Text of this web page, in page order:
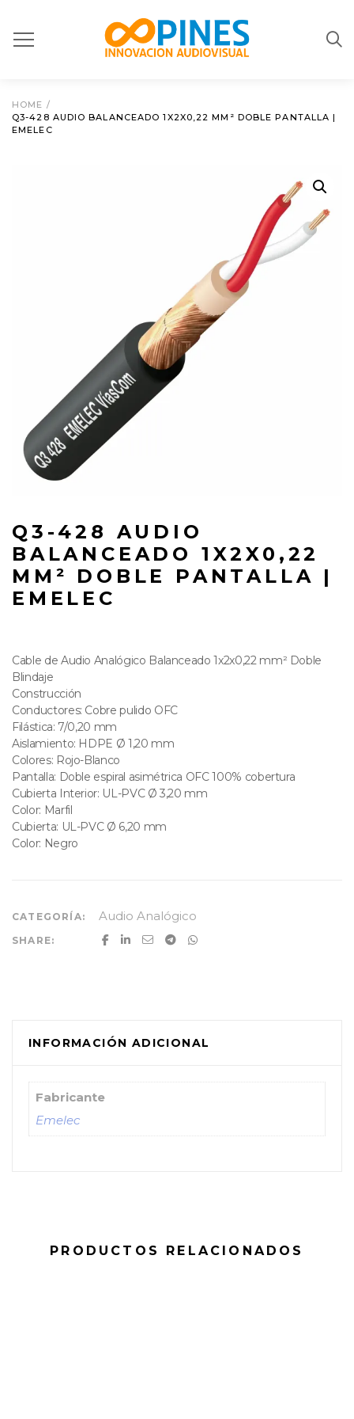
HOME /
Q3-428 AUDIO BALANCEADO 1X2X0,22 MM² DOBLE PANTALLA |
EMELEC
Q3-428 AUDIO
BALANCEADO 1X2X0,22
MM² DOBLE PANTALLA |
EMELEC
Cable de Audio Analógico Balanceado 1x2x0,22 mm² Doble
Blindaje
Construcción
Conductores: Cobre pulido OFC
Filástica: 7/0,20 mm
Aislamiento: HDPE Ø 1,20 mm
Colores: Rojo-Blanco
Pantalla: Doble espiral asimétrica OFC 100% cobertura
Cubierta Interior: UL-PVC Ø 3,20 mm
Color: Marfil
Cubierta: UL-PVC Ø 6,20 mm
Color: Negro
CATEGORÍA: Audio Analógico
SHARE:
INFORMACIÓN ADICIONAL
Fabricante
Emelec
PRODUCTOS RELACIONADOS